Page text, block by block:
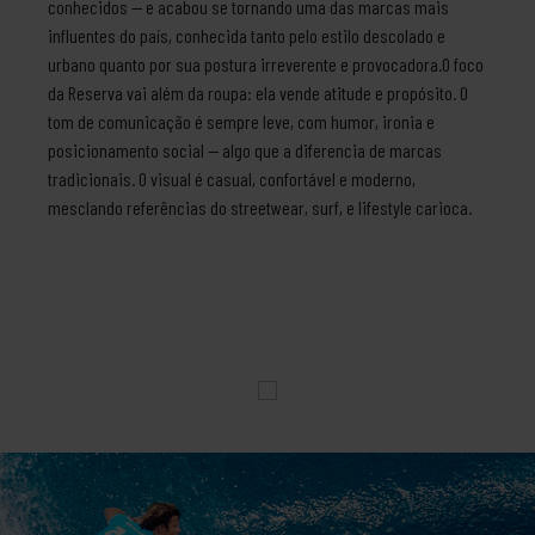
conhecidos — e acabou se tornando uma das marcas mais
influentes do país, conhecida tanto pelo estilo descolado e
urbano quanto por sua postura irreverente e provocadora.O foco
da Reserva vai além da roupa: ela vende atitude e propósito. O
tom de comunicação é sempre leve, com humor, ironia e
posicionamento social — algo que a diferencia de marcas
tradicionais. O visual é casual, confortável e moderno,
mesclando referências do streetwear, surf, e lifestyle carioca.